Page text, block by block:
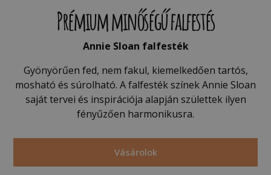
Prémium minőségű falfestés
Annie Sloan falfesték
Gyönyörűen fed, nem fakul, kiemelkedően tartós,
mosható és súrolható. A falfesték színek Annie Sloan
saját tervei és inspirációja alapján születtek ilyen
fényűzően harmonikusra.
Vásárolok